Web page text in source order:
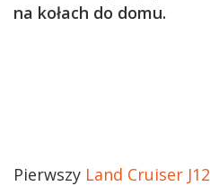
na kołach do domu.
Pierwszy Land Cruiser J12